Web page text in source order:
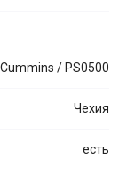
Cummins / PS0500
Чехия
есть